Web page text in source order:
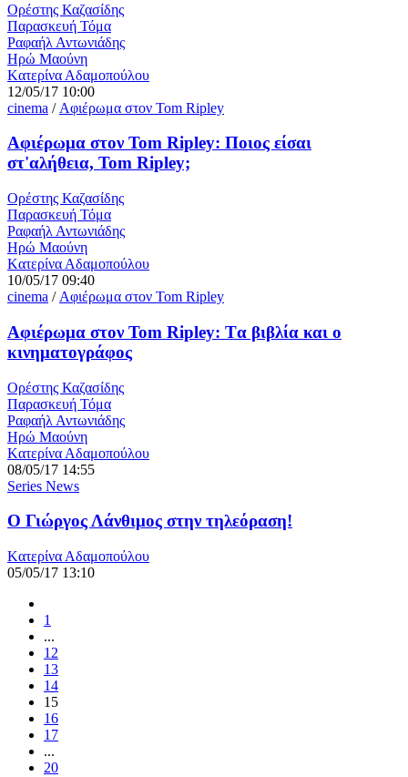
Ορέστης Καζασίδης
Παρασκευή Τόμα
Ραφαήλ Αντωνιάδης
Ηρώ Μαούνη
Kατερίνα Αδαμοπούλου
12/05/17 10:00
cinema / Αφιέρωμα στον Tom Ripley
Αφιέρωμα στον Tom Ripley: Ποιος είσαι
στ'αλήθεια, Tom Ripley;
Ορέστης Καζασίδης
Παρασκευή Τόμα
Ραφαήλ Αντωνιάδης
Ηρώ Μαούνη
Kατερίνα Αδαμοπούλου
10/05/17 09:40
cinema / Αφιέρωμα στον Tom Ripley
Αφιέρωμα στον Tom Ripley: Tα βιβλία και ο
κινηματογράφος
Ορέστης Καζασίδης
Παρασκευή Τόμα
Ραφαήλ Αντωνιάδης
Ηρώ Μαούνη
Kατερίνα Αδαμοπούλου
08/05/17 14:55
Series News
Ο Γιώργος Λάνθιμος στην τηλεόραση!
Kατερίνα Αδαμοπούλου
05/05/17 13:10
1
...
12
13
14
15
16
17
...
20